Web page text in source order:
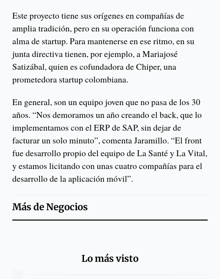
Este proyecto tiene sus orígenes en compañías de
amplia tradición, pero en su operación funciona con
alma de startup. Para mantenerse en ese ritmo, en su
junta directiva tienen, por ejemplo, a Mariajosé
Satizábal, quien es cofundadora de Chiper, una
prometedora startup colombiana.
En general, son un equipo joven que no pasa de los 30
años. “Nos demoramos un año creando el back, que lo
implementamos con el ERP de SAP, sin dejar de
facturar un solo minuto”, comenta Jaramillo. “El front
fue desarrollo propio del equipo de La Santé y La Vital,
y estamos licitando con unas cuatro compañías para el
desarrollo de la aplicación móvil”.
Más deNegocios
Lo más visto